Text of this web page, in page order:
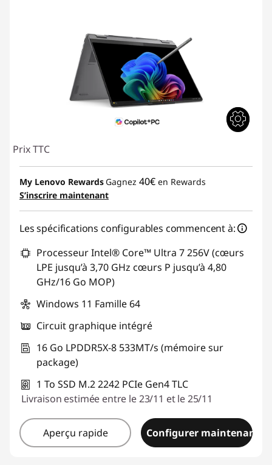
Prix TTC
My Lenovo Rewards Gagnez 40€ en Rewards
S’inscrire maintenant
Les spécifications configurables commencent à:
Processeur Intel® Core™ Ultra 7 256V (cœurs
LPE jusqu’à 3,70 GHz cœurs P jusqu’à 4,80
GHz/16 Go MOP)
Windows 11 Famille 64
Circuit graphique intégré
16 Go LPDDR5X-8 533MT/s (mémoire sur
package)
1 To SSD M.2 2242 PCIe Gen4 TLC
Livraison estimée entre le 23/11 et le 25/11
Aperçu rapide Configurer maintenant